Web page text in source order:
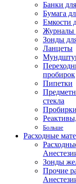
Банки
Бумага
Емкости
Журналы
Зонды
Ланцеты
пробирок
Пипетки
стекла
Пробирки
Больше
Расходные
Зонды
Прочие